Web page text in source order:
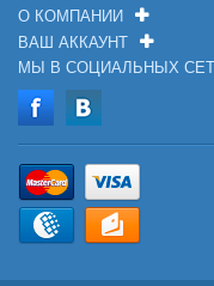
О КОМПАНИИ
ВАШ АККАУНТ
МЫ В СОЦИАЛЬНЫХ